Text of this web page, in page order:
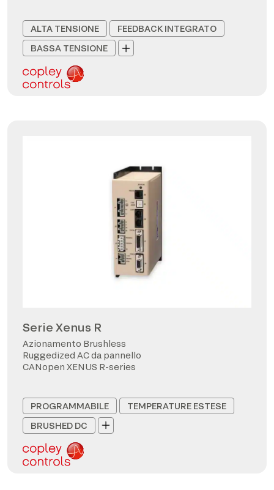
ALTA TENSIONE
FEEDBACK INTEGRATO
BASSA TENSIONE
Serie Xenus R
Azionamento Brushless
Ruggedized AC da pannello
CANopen XENUS R-series
PROGRAMMABILE
TEMPERATURE ESTESE
BRUSHED DC